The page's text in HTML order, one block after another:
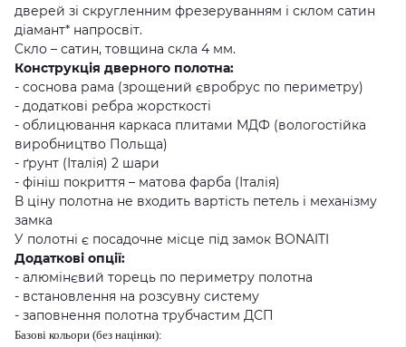
дверей зі скругленним фрезеруванням і склом сатин
діамант* напросвіт.
Cкло – сатин, товщина скла 4 мм.
Конструкція дверного полотна:
- соснова рама (зрощений євробрус по периметру)
- додаткові ребра жорсткості
- облицювання каркаса плитами МДФ (вологостійка
виробництво Польща)
- ґрунт (Італія) 2 шари
- фініш покриття – матова фарба (Італія)
В ціну полотна не входить вартість петель і механізму
замка
У полотні є посадочне місце під замок BONAITI
Додаткові опції:
- алюмінєвий торець по периметру полотна
- встановлення на розсувну систему
- заповнення полотна трубчастим ДСП
Базові кольори (без націнки):